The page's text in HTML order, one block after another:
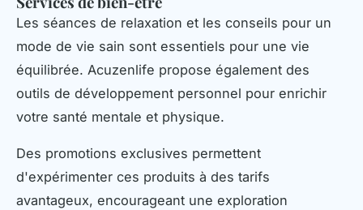
Les séances de relaxation et les conseils pour un
mode de vie sain sont essentiels pour une vie
équilibrée. Acuzenlife propose également des
outils de développement personnel pour enrichir
votre santé mentale et physique.
Des promotions exclusives permettent
d'expérimenter ces produits à des tarifs
avantageux, encourageant une exploration